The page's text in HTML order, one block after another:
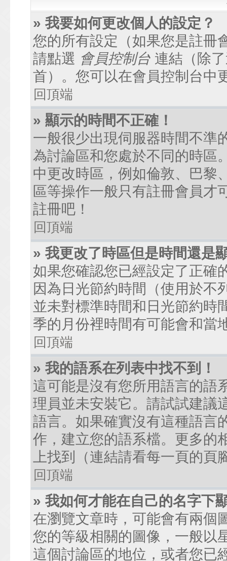
» 我要如何更改個人的設定？
您的所有設定（如果您是註冊
請點選 會員控制台 連結（除
首）。您可以在會員控制台中
回頂端
» 顯示的時間不正確！
一般很少出現伺服器時間不準
為討論區和您處於不同的時區
中更改時區，例如倫敦、巴黎
區等操作一般只有註冊會員才
註冊吧！
回頂端
» 我更改了時區但是時間還是
如果您確認您已經設定了正確
因為日光節約時間（使用於不
並未對標準時間和日光節約時
季的月份裡時間有可能會和當
回頂端
» 我的語系在列表中找不到！
這可能是沒有您所用語言的語
理員並未安裝它。請試試建議
語言。如果確實沒有這種語言
作，建立您的語系檔。更多的
上找到（連結請看每一頁的頁
回頂端
» 我如何才能在自己的名字下
在瀏覽文章時，可能會有兩個
您的等級相關的圖像，一般以
這個討論區的地位，或者您已